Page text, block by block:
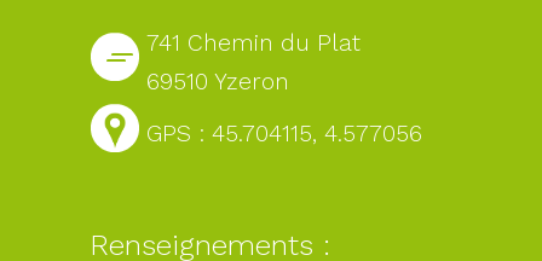
741 Chemin du Plat
69510 Yzeron
GPS : 45.704115, 4.577056
Renseignements :